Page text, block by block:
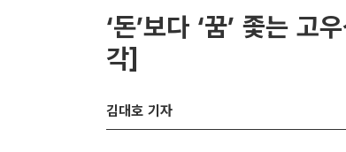
‘돈’보다 ‘꿈’ 좇는 고
각]
김대호 기자